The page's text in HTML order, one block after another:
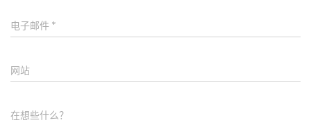
电子邮件 *
网站
在想些什么？